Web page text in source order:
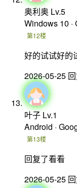
奥利奥 Lv.5
Windows 10
第12楼
好的试试好的
2026-05-25
叶子 Lv.1
Android ·
第13楼
回复了看看
2026-05-25